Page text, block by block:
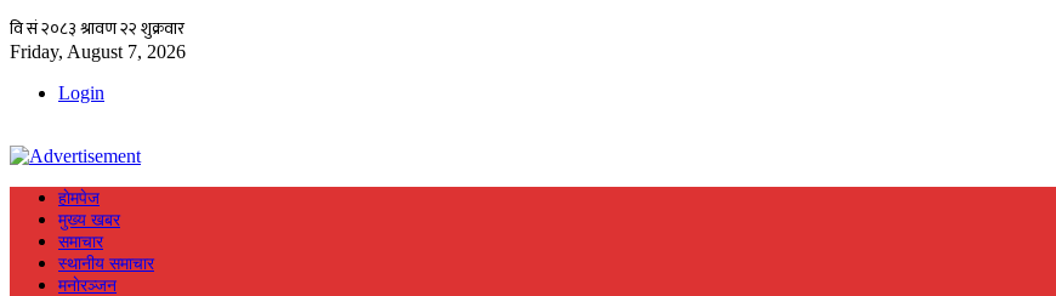
Friday, August 7, 2026
Login
हाेमपेज
मुख्य खबर
समाचार
स्थानीय समाचार
मनाेरञ्जन